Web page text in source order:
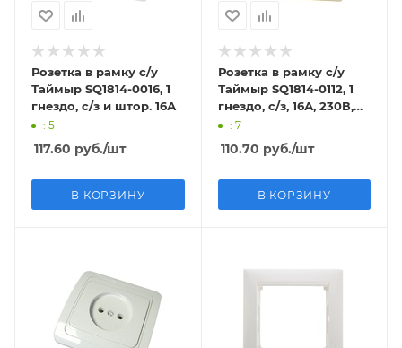
Розетка в рамку с/у
Таймыр SQ1814-0016, 1
гнездо, с/з и штор. 16А
: 5
117.60 руб./шт
В КОРЗИНУ
Розетка в рамку с/у
Таймыр SQ1814-0112, 1
гнездо, с/з, 16А, 230В,
IP20
: 7
110.70 руб./шт
В КОРЗИНУ